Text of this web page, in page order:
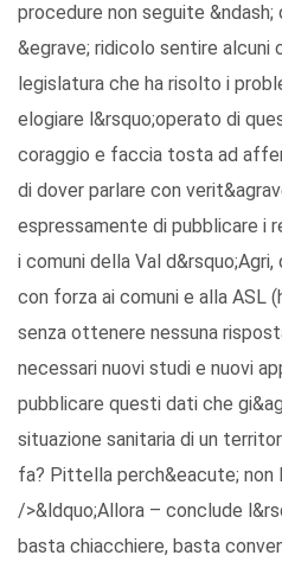
procedure non seguite &ndash;
&egrave; ridicolo sentire alcuni
legislatura che ha risolto i
elogiare l&rsquo;operato di
coraggio e faccia tosta ad
di dover parlare con
espressamente di pubblicare
i comuni della Val
con forza ai comuni e alla ASL
senza ottenere nessuna
necessari nuovi studi e nuovi
pubblicare questi dati che
situazione sanitaria di un
fa? Pittella perch&eacute; non
/>&ldquo;Allora – conclude
basta chiacchiere, basta